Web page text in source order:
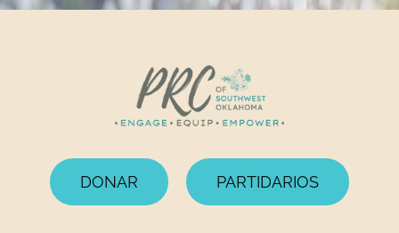
DONAR PARTIDARIOS